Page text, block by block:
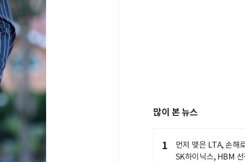
많이 본 뉴스
1
먼저 맺은 LTA, 손해
SK하이닉스, HBM